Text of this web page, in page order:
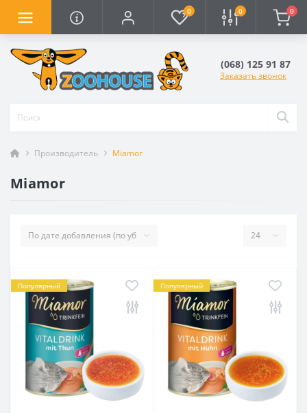
0 0 0
(068) 125 91 87
Заказать звонок
Производитель Miamor
Miamor
Популярный Популярный